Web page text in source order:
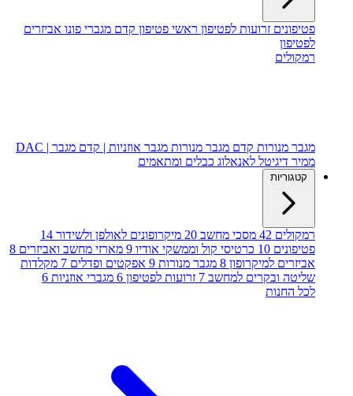
פטיפונים זרועות לפטיפון ראשי פטיפון קדם מגברי פונו אביזרים
לפטיפון
רמקולים
מגבר מנורות קדם מגבר מנורות מגבר אוזניות | קדם מגבר | DAC
ממיר דיגיטל לאנאלוג כבלים ומתאמים
קטגוריות
רמקולים 42 מסכי מחשב 20 מיקרופונים לאולפן ולשידור 14
פטיפונים 10 כרטיסי קול וממשקי אודיו 9 מארזי מחשב ואביזרים 8
אביזרים למיקרופון 8 מגבר מנורות 9 אפקטים ופדלים 7 מקלדות
שליטה ובקרים למחשב 7 זרועות לפטיפון 6 מגברי אוזניות 6
לכל החנות